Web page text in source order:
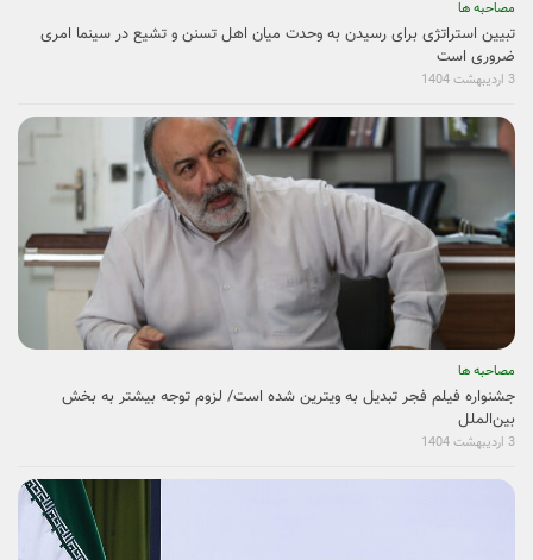
مصاحبه ها
تبیین استراتژی برای رسیدن به وحدت میان اهل تسنن و تشیع در سینما امری
ضروری است
3 اردیبهشت 1404
مصاحبه ها
جشنواره فیلم فجر تبدیل به ویترین شده است/ لزوم توجه بیشتر به بخش
بین‌الملل
3 اردیبهشت 1404